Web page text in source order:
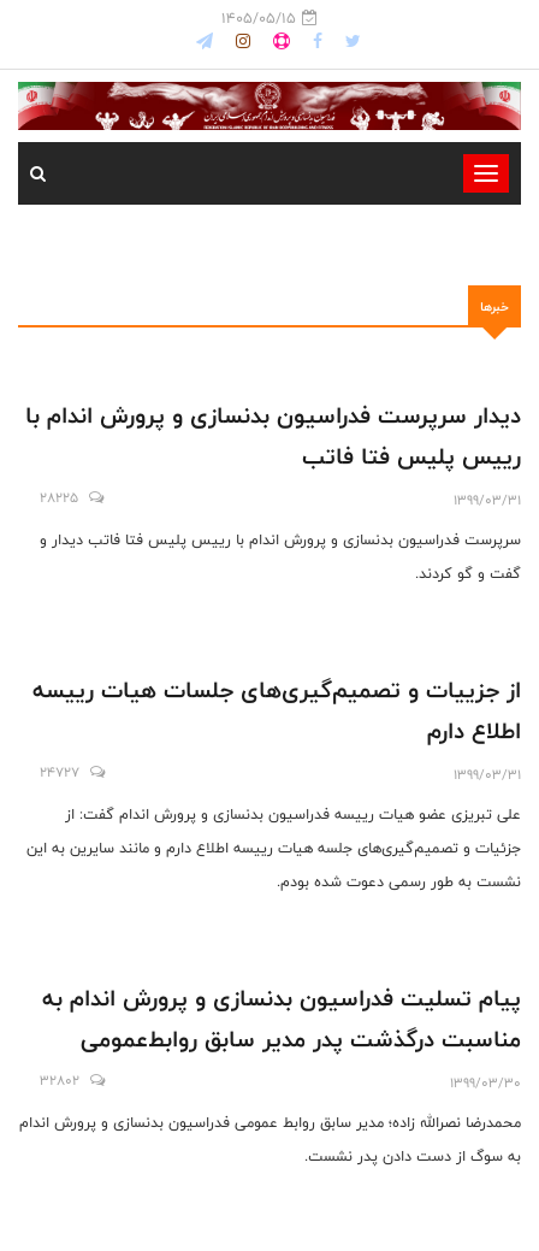
1405/05/15
-
-
-
-
خبرها
دیدار سرپرست فدراسیون بدنسازی و پرورش اندام با
رییس پلیس فتا فاتب
1399/03/31
28225
سرپرست فدراسیون بدنسازی و پرورش اندام با رییس پلیس فتا فاتب دیدار و
گفت و گو کردند.
از جزییات و تصمیم‌گیری‌های جلسات هیات رییسه
اطلاع دارم
1399/03/31
24727
علی تبریزی عضو هیات رییسه فدراسیون بدنسازی و پرورش اندام گفت: از
جزئیات و تصمیم‌گیری‌های جلسه هیات رییسه اطلاع دارم و مانند سایرین به این
نشست به طور رسمی دعوت شده بودم.
پیام تسلیت فدراسیون بدنسازی و پرورش اندام به
مناسبت درگذشت پدر مدیر سابق روابط‌عمومی
1399/03/30
32802
محمدرضا نصرالله زاده؛ مدیر سابق‌ روابط عمومی فدراسیون بدنسازی و پرورش اندام
به سوگ از دست دادن پدر نشست.